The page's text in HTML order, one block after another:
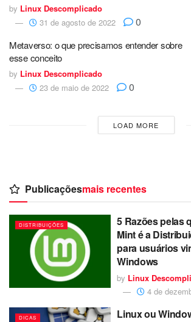
by Linux Descomplicado
31 de agosto de 2022
0
Metaverso: o que precisamos entender sobre
esse conceito
by Linux Descomplicado
23 de maio de 2022
0
LOAD MORE
Publicaçõesmais recentes
DISTRIBUIÇÕES
5 Razões pelas
Mint é a
para usuários
Windows
by Linux
4 de
DICAS
Linux ou